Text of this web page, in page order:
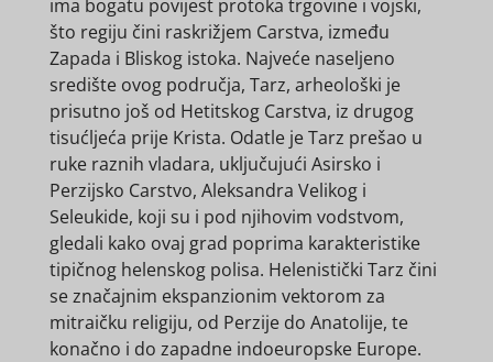
ima bogatu povijest protoka trgovine i vojski,
što regiju čini raskrižjem Carstva, između
Zapada i Bliskog istoka. Najveće naseljeno
središte ovog područja, Tarz, arheološki je
prisutno još od Hetitskog Carstva, iz drugog
tisućljeća prije Krista. Odatle je Tarz prešao u
ruke raznih vladara, uključujući Asirsko i
Perzijsko Carstvo, Aleksandra Velikog i
Seleukide, koji su i pod njihovim vodstvom,
gledali kako ovaj grad poprima karakteristike
tipičnog helenskog polisa. Helenistički Tarz čini
se značajnim ekspanzionim vektorom za
mitraičku religiju, od Perzije do Anatolije, te
konačno i do zapadne indoeuropske Europe.